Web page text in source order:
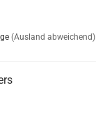
(Ausland abweichend)